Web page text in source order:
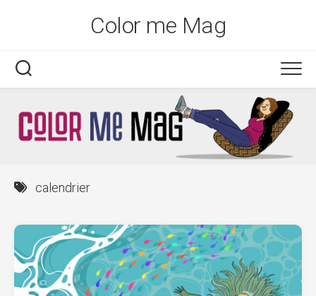
Color me Mag
calendrier